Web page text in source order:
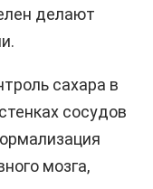
делают
сахара в
сосудов
мозга,